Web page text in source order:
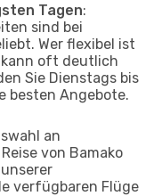
Tagen:
sind bei
Wer flexibel ist
oft deutlich
Sie Dienstags bis
besten Angebote.
an
von Bamako
verfügbaren Flüge